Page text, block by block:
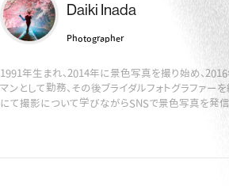
Daiki Inada
Photographer
1991年生まれ、2014年に景色写真を撮り始め、
マンとして勤務、その後ブライダルフォトグラファー
にて撮影について学びながらSNSで景色写真を発信